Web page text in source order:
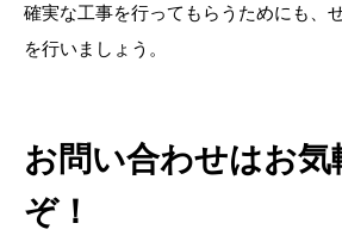
確実な工事を行ってもらうためにも、
を行いましょう。
お問い合わせはお気
ぞ！